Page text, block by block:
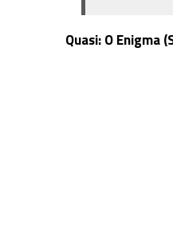
Quasi: O Enigma